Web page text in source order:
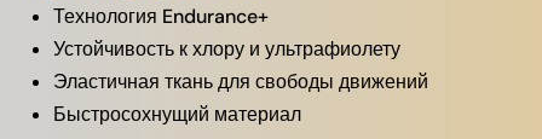
Технология Endurance+
Устойчивость к хлору и ультрафиолету
Эластичная ткань для свободы движений
Быстросохнущий материал